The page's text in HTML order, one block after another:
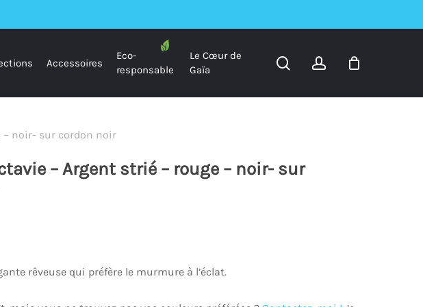
Accessoires
Eco-
responsable
Le Cœur de
Gaïa
searchaccount
– noir- sur cordon noir
– Argent strié – rouge – noir- sur
rêveuse qui préfère le murmure à l’éclat.